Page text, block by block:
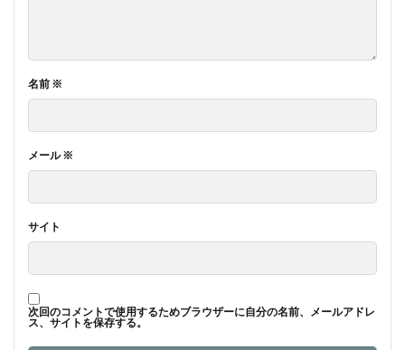
名前 ※
メール※
サイト
次回のコメントで使用するためブラウザーに自分の名前、メールアドレ
ス、サイトを保存する。